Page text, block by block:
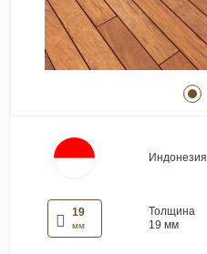
Клеевая продукция
Паркетные лаки и масла
Плинтус
Индонезия
19
мм
Толщина
19 мм